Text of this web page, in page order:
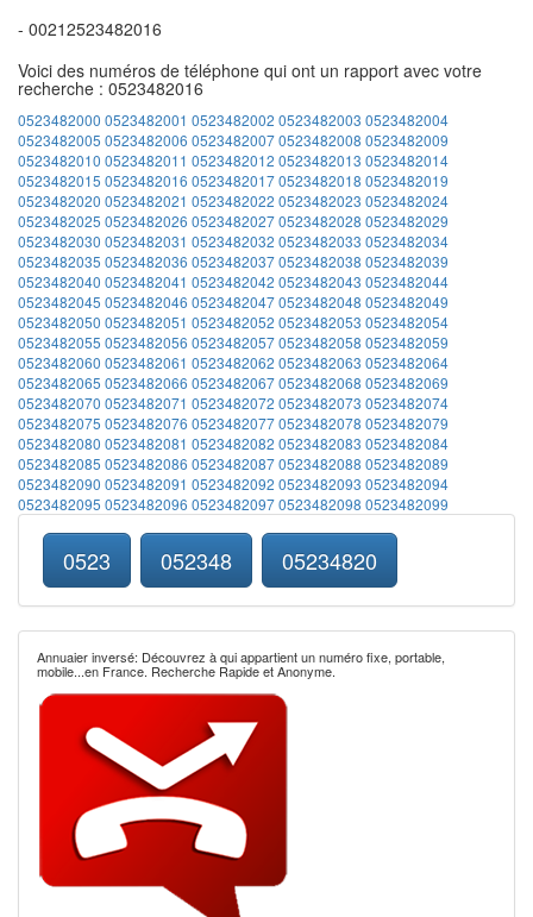
- 00212523482016
Voici des numéros de téléphone qui ont un rapport avec votre
recherche : 0523482016
0523482000 0523482001 0523482002 0523482003 0523482004
0523482005 0523482006 05234820070523482008 0523482009
0523482010 0523482011 0523482012 0523482013 0523482014
0523482015 0523482016 05234820170523482018 0523482019
0523482020 0523482021 0523482022 0523482023 0523482024
0523482025 0523482026 05234820270523482028 0523482029
0523482030 0523482031 0523482032 0523482033 0523482034
0523482035 0523482036 05234820370523482038 0523482039
0523482040 0523482041 0523482042 0523482043 0523482044
0523482045 0523482046 05234820470523482048 0523482049
0523482050 0523482051 0523482052 0523482053 0523482054
0523482055 0523482056 05234820570523482058 0523482059
0523482060 0523482061 0523482062 0523482063 0523482064
0523482065 0523482066 05234820670523482068 0523482069
0523482070 0523482071 0523482072 0523482073 0523482074
0523482075 0523482076 05234820770523482078 0523482079
0523482080 0523482081 0523482082 0523482083 0523482084
0523482085 0523482086 05234820870523482088 0523482089
0523482090 0523482091 0523482092 0523482093 0523482094
0523482095 0523482096 05234820970523482098 0523482099
0523 052348 05234820
Annuaier inversé: Découvrez à qui appartient un numéro fixe, portable,
mobile...en France. Recherche Rapide et Anonyme.